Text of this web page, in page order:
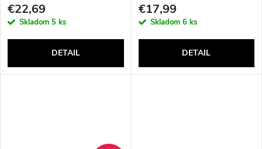
€22,69
Skladom 5 ks
DETAIL
€17,99
Skladom 6 ks
DETAIL